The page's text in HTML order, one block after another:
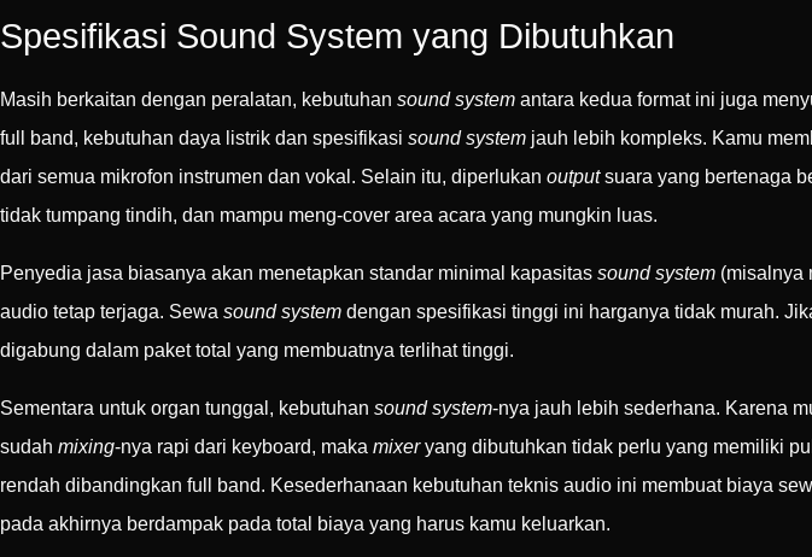
Spesifikasi Sound System yang Dibutuhkan
Masih berkaitan dengan peralatan, kebutuhan sound system antara kedua format ini juga
full band, kebutuhan daya listrik dan spesifikasi sound system jauh lebih kompleks. Kamu
dari semua mikrofon instrumen dan vokal. Selain itu, diperlukan outputsuara yang bertenaga
tidak tumpang tindih, dan mampu meng-cover area acara yang mungkin luas.
Penyedia jasa biasanya akan menetapkan standar minimal kapasitas sound system (misalnya
audio tetap terjaga. Sewa sound system dengan spesifikasi tinggi ini harganya tidak murah.
digabung dalam paket total yang membuatnya terlihat tinggi.
Sementara untuk organ tunggal, kebutuhan sound system-nya jauh lebih sederhana. Karena
sudah mixing-nya rapi dari keyboard, maka mixeryang dibutuhkan tidak perlu yang memiliki
rendah dibandingkan full band. Kesederhanaan kebutuhan teknis audio ini membuat biaya
pada akhirnya berdampak pada total biaya yang harus kamu keluarkan.